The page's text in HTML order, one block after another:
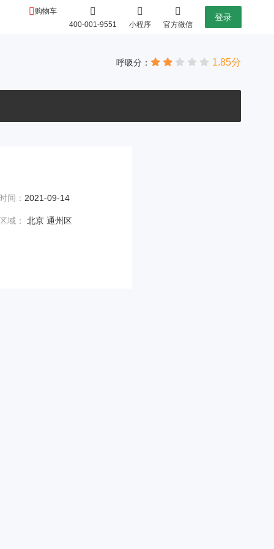
购物车
400-001-9551
小程序 官方微信
登录
呼吸分： 1.85分
间： 2021-09-14
域： 北京 通州区